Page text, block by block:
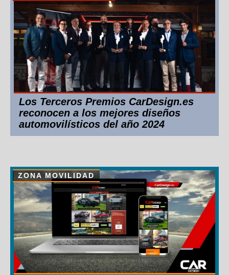
Los Terceros Premios CarDesign.es
reconocen a los mejores diseños
automovilísticos del año 2024
ZONA MOVILIDAD